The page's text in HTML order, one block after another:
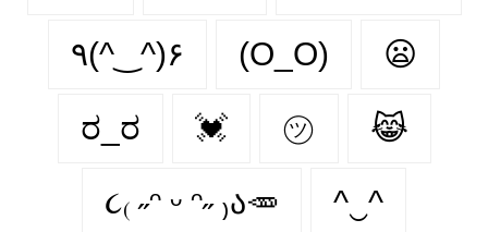
٩(^‿^)۶ (O_O) 😦
ರ_ರ 💓 ㋡ 😹
૮₍ ˶ᵔ ᵕ ᵔ˶ ₎ა🥕 ^‿^